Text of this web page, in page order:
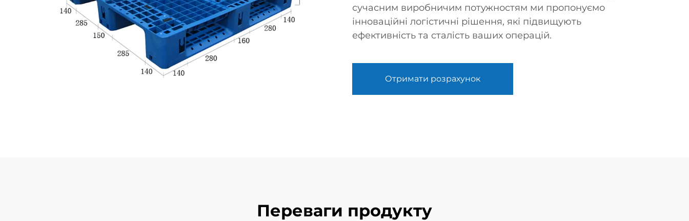
сучасним виробничим потужностям ми пропонуємо
інноваційні логістичні рішення, які підвищують
ефективність та сталість ваших операцій.
Отримати розрахунок
Переваги продукту